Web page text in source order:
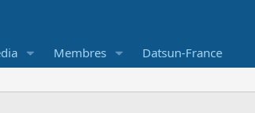
Membres Datsun-France